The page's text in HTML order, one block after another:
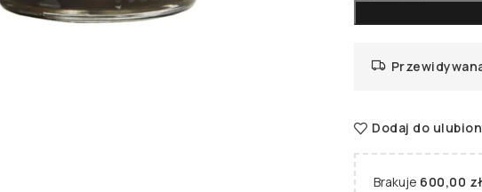
Dodaj do
Brakuje 600,00 zł